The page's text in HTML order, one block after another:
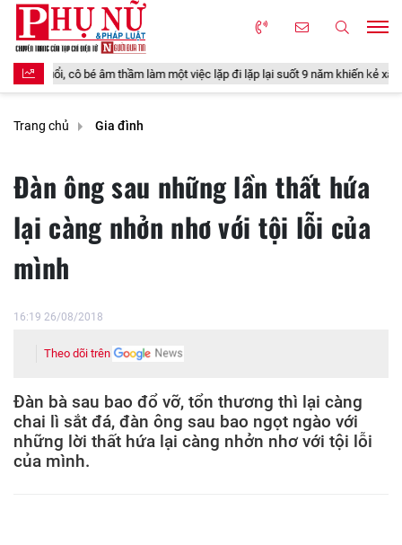
làm một việc lặp đi lặp lại suốt 9 năm khiến kẻ xấu trả giá
Trang chủ Gia đình
Đàn ông sau những lần thất hứa
lại càng nhởn nhơ với tội lỗi của
mình
16:19 26/08/2018
Theo dõi trên
Đàn bà sau bao đổ vỡ, tổn thương thì lại càng
chai lì sắt đá, đàn ông sau bao ngọt ngào với
những lời thất hứa lại càng nhởn nhơ với tội lỗi
của mình.